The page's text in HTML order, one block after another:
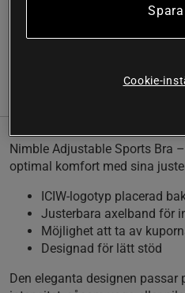
optimal komfort med sina
Läs mer
Nimble Adjustable Sports Bra
optimal komfort med sina
ICIW-logotyp placerad
Justerbara axelband för
Möjlighet att ta av
Designad för lätt stöd
Den eleganta designen
Cookie-